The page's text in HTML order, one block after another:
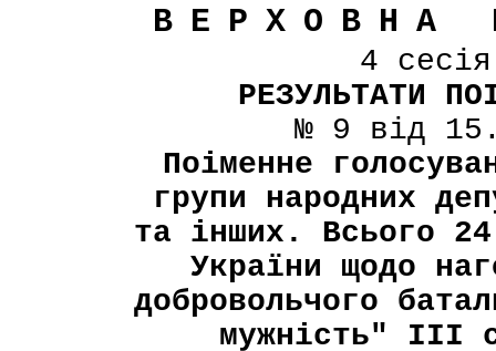
ВЕРХОВНА
4
РЕЗУЛЬТАТИ
№ 9 від
Поіменне
групи народних
та інших. Всього
України щодо
добровольчого
мужність" III